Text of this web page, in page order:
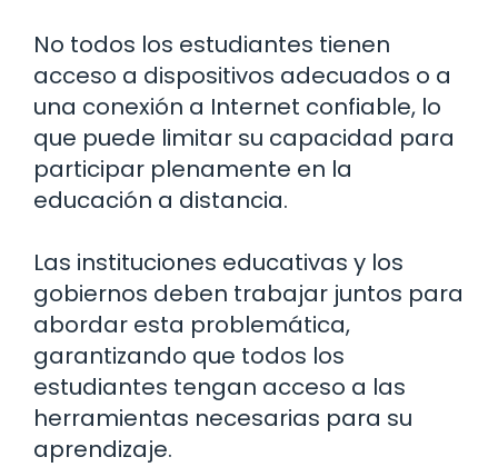
No todos los estudiantes tienen
acceso a dispositivos adecuados o a
una conexión a Internet confiable, lo
que puede limitar su capacidad para
participar plenamente en la
educación a distancia.
Las instituciones educativas y los
gobiernos deben trabajar juntos para
abordar esta problemática,
garantizando que todos los
estudiantes tengan acceso a las
herramientas necesarias para su
aprendizaje.